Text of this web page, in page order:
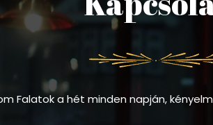
Falatok a hét minden napján,